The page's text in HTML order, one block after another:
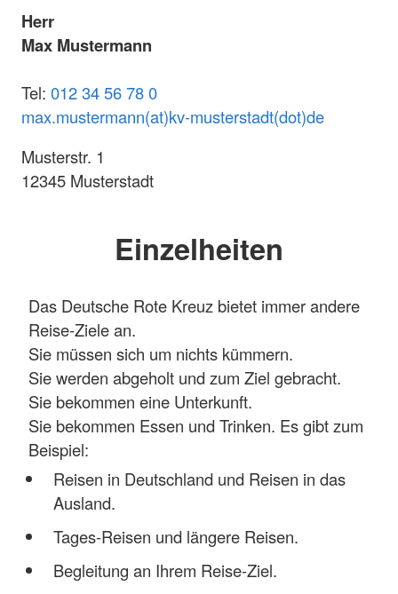
Herr
Max Mustermann
Tel: 012 34 56 78 0
max.mustermann(at)kv-musterstadt(dot)de
Musterstr. 1
12345 Musterstadt
Einzelheiten
Das Deutsche Rote Kreuz bietet immer andere
Reise-Ziele an.
Sie müssen sich um nichts kümmern.
Sie werden abgeholt und zum Ziel gebracht.
Sie bekommen eine Unterkunft.
Sie bekommen Essen und Trinken. Es gibt zum
Beispiel:
Reisen in Deutschland und Reisen in das
Ausland.
Tages-Reisen und längere Reisen.
Begleitung an Ihrem Reise-Ziel.